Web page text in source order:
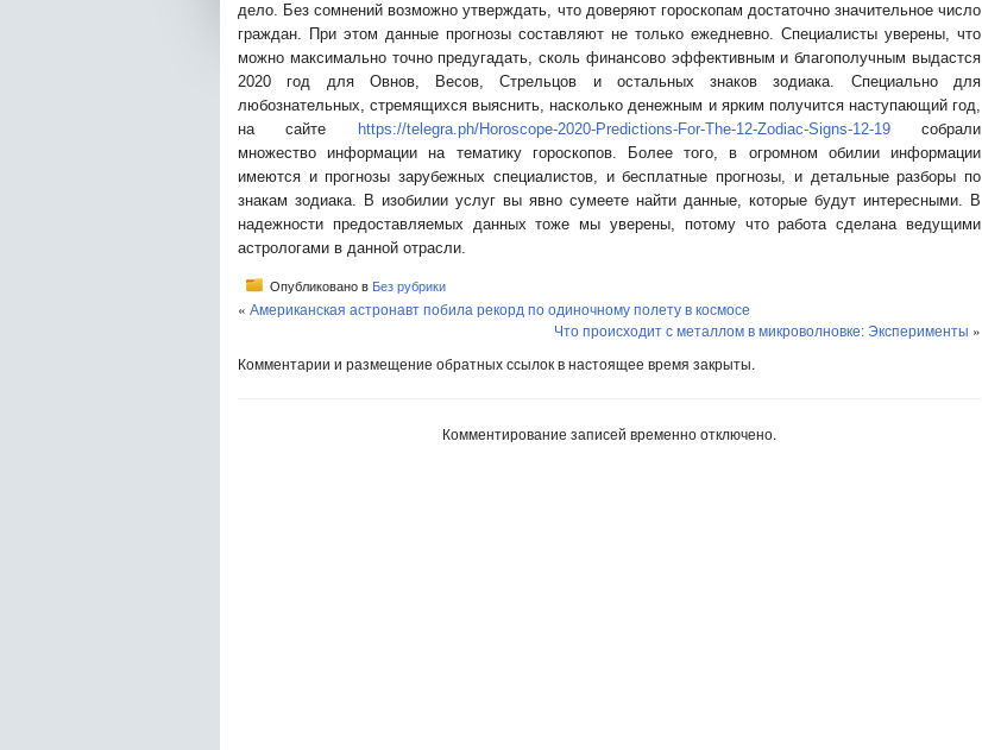
дело. Без сомнений возможно утверждать, что доверяют гороскопам достаточно значительное число
граждан. При этом данные прогнозы составляют не только ежедневно. Специалисты уверены, что
можно максимально точно предугадать, сколь финансово эффективным и благополучным выдастся
2020 год для Овнов, Весов, Стрельцов и остальных знаков зодиака. Специально для
любознательных, стремящихся выяснить, насколько денежным и ярким получится наступающий год,
на сайте
https://telegra.ph/Horoscope-2020-Predictions-For-The-12-Zodiac-Signs-12-19собрали
множество информации на тематику гороскопов. Более того, в огромном обилии информации
имеются и прогнозы зарубежных специалистов, и бесплатные прогнозы, и детальные разборы по
знакам зодиака. В изобилии услуг вы явно сумеете найти данные, которые будут интересными. В
надежности предоставляемых данных тоже мы уверены, потому что работа сделана ведущими
астрологами в данной отрасли.
Опубликовано в Без рубрики
« Американская астронавт побила рекорд по одиночному полету в космосе
Что происходит с металлом в микроволновке: Эксперименты »
Комментарии и размещение обратных ссылок в настоящее время закрыты.
Комментирование записей временно отключено.